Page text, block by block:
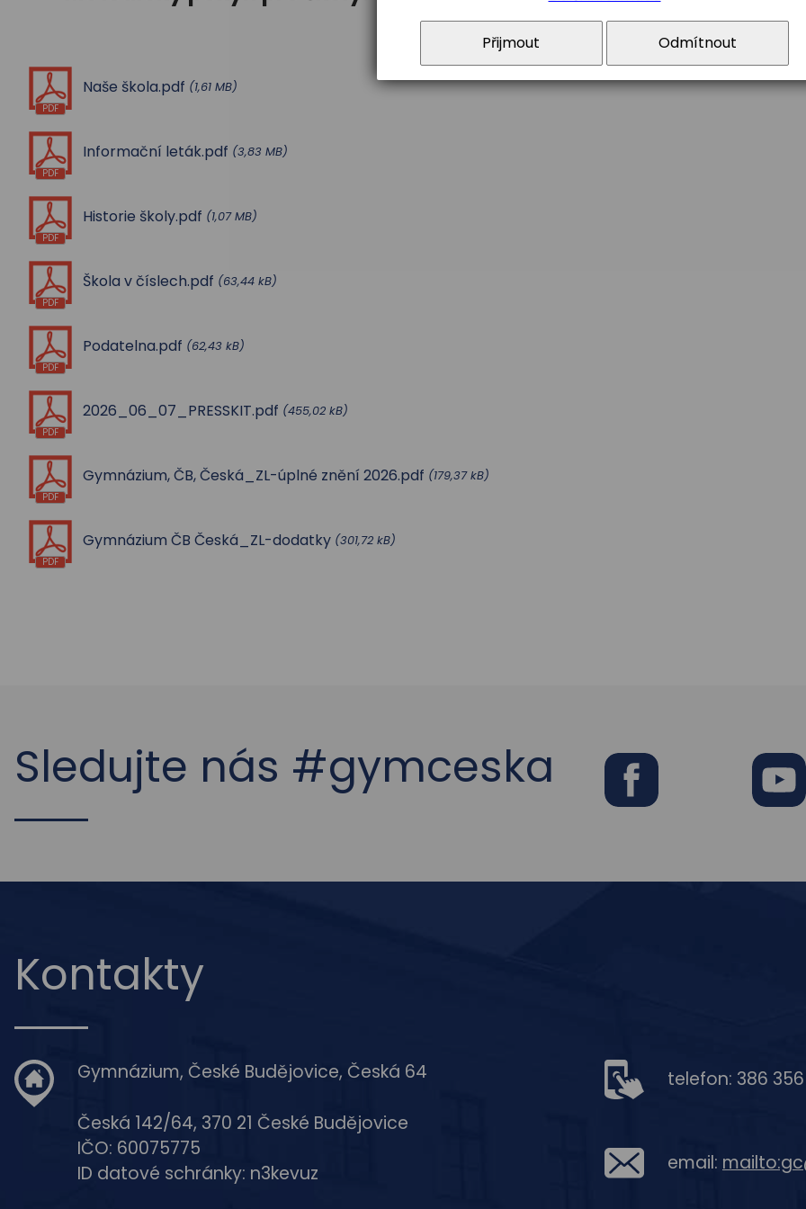
Naše škola.pdf (1,61 MB)
PDF
Informační leták.pdf (3,83 MB)
PDF
Historie školy.pdf (1,07 MB)
PDF
Škola v číslech.pdf (63,44 kB)
PDF
Podatelna.pdf (62,43 kB)
PDF
2026_06_07_PRESSKIT.pdf (455,02 kB)
PDF
Gymnázium, ČB, Česká_ZL-úplné znění 2026.pdf (179,37 kB)
PDF
Gymnázium ČB Česká_ZL-dodatky (301,72 kB)
PDF
Sledujte nás #gymceska
Kontakty
Gymnázium, České Budějovice, Česká 64
Česká 142/64, 370 21 České Budějovice
IČO: 60075775
ID datové schránky: n3kevuz
telefon: 386
email:
Přijmout Odmítnout